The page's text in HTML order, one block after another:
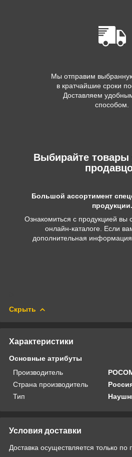
Мы отправим
в кратчайшие сроки
Доставляем
способом.
Выбирайте
Большой ассортимент
продукции.
Ознакомиться с продукцией
онлайн-каталоге. Если
дополнительная
Скрыть
Характеристики
Основные атрибуты
Производитель
Страна производитель
Тип
Условия доставки
Доставка осуществляется только по